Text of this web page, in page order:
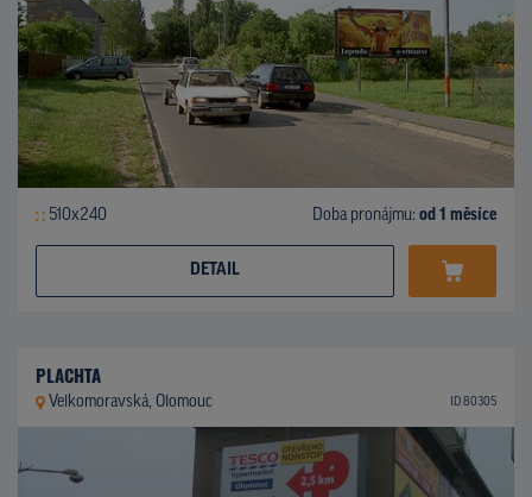
510x240 Doba pronájmu: od 1 měsíce
DETAIL
PLACHTA
Velkomoravská, Olomouc ID 80305